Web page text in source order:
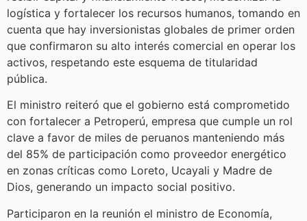
logística y fortalecer los recursos humanos, tomando en
cuenta que hay inversionistas globales de primer orden
que confirmaron su alto interés comercial en operar los
activos, respetando este esquema de titularidad
pública.
El ministro reiteró que el gobierno está comprometido
con fortalecer a Petroperú, empresa que cumple un rol
clave a favor de miles de peruanos manteniendo más
del 85% de participación como proveedor energético
en zonas críticas como Loreto, Ucayali y Madre de
Dios, generando un impacto social positivo.
Participaron en la reunión el ministro de Economía,